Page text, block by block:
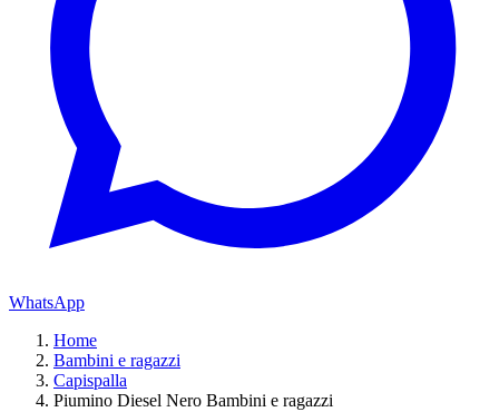
WhatsApp
Home
Bambini e ragazzi
Capispalla
Piumino Diesel Nero Bambini e ragazzi